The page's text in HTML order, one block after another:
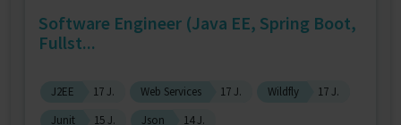
Software Engineer (Java EE, Spring Boot,
Fullst...
J2EE 17 J. Web Services 17 J. Wildfly
17 J.
Junit
15 J. Json 14 J.